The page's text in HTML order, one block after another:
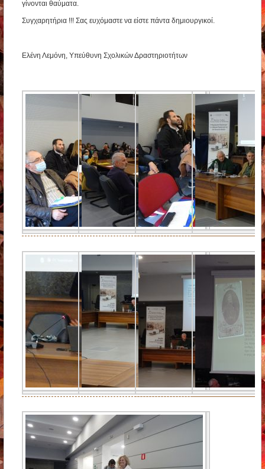
γίνονται θαύματα.
Συγχαρητήρια !!! Σας ευχόμαστε να είστε πάντα δημιουργικοί.
Ελένη Λεμόνη, Υπεύθυνη Σχολικών Δραστηριοτήτων